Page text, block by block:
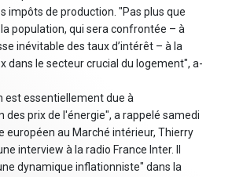
impôts de production. "Pas plus que
la population, qui sera confrontée – à
inévitable des taux d’intérêt – à la
dans le secteur crucial du logement", a-
est essentiellement due à
des prix de l'énergie", a rappelé samedi
européen au Marché intérieur, Thierry
interview à la radio France Inter. Il
dynamique inflationniste" dans la